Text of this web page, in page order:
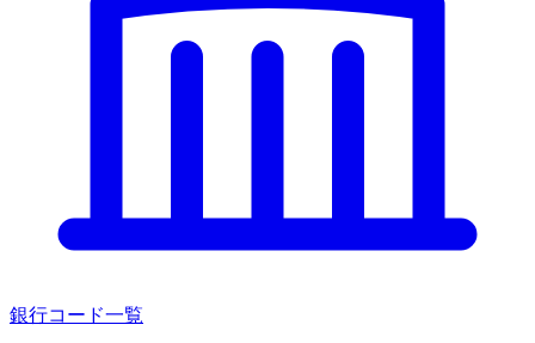
銀行コード一覧